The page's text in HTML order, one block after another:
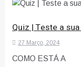
Quiz | Teste a
27 Março, 2024
COMO ESTÁ A